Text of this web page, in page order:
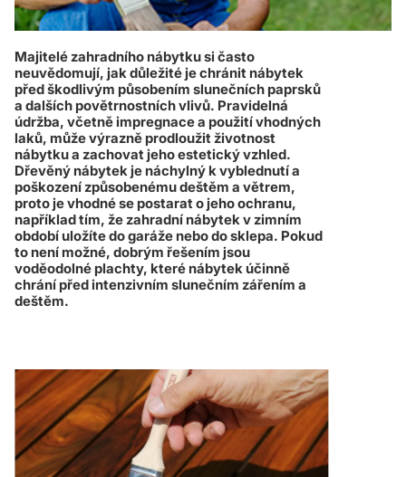
Majitelé zahradního nábytku si často
neuvědomují, jak důležité je chránit nábytek
před škodlivým působením slunečních paprsků
a dalších povětrnostních vlivů. Pravidelná
údržba, včetně impregnace a použití vhodných
laků, může výrazně prodloužit životnost
nábytku a zachovat jeho estetický vzhled.
Dřevěný nábytek je náchylný k vyblednutí a
poškození způsobenému deštěm a větrem,
proto je vhodné se postarat o jeho ochranu,
například tím, že zahradní nábytek v zimním
období uložíte do garáže nebo do sklepa. Pokud
to není možné, dobrým řešením jsou
voděodolné plachty, které nábytek účinně
chrání před intenzivním slunečním zářením a
deštěm.